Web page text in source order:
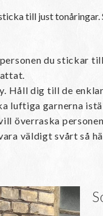
till just tonåringar.
du stickar
Håll dig till de
luftiga garnerna
överraska
väldigt svårt så